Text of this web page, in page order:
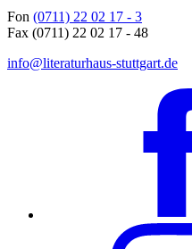
Fon (0711) 22 02 17 - 3
Fax (0711) 22 02 17 - 48
info@literaturhaus-stuttgart.de